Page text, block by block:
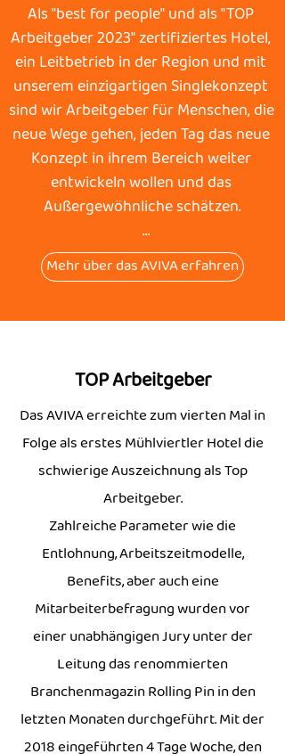
Als "best for people" und als "TOP
Arbeitgeber 2023" zertifiziertes Hotel,
ein Leitbetrieb in der Region und mit
unserem einzigartigen Singlekonzept
sind wir Arbeitgeber für Menschen, die
neue Wege gehen, jeden Tag das neue
Konzept in ihrem Bereich weiter
entwickeln wollen und das
Außergewöhnliche schätzen.
Unternehmen und bieten unseren
Arbeitsplatz. Bei uns findest Du
Möglichkeit, in einer 4-Tage-Woche zu
arbeiten. So kannst Du Beruf und
Familie bzw. Privatleben bestmöglich
vereinbaren.
Wir legen großen Wert darauf, dass
unsere Mitarbeiter eine sinnstiftende
Tätigkeit ausüben können. Als
Gastgeber ermöglichen wir anderen
Menschen eine schöne Urlaubszeit
und tragen dazu bei, dass sie
unvergessliche Erinnerungen mit nach
Hause nehmen.
Mehr über das AVIVA erfahren
TOP Arbeitgeber
Das AVIVA erreichte zum vierten Mal in
Folge als erstes Mühlviertler Hotel die
schwierige Auszeichnung als Top
Arbeitgeber.
Zahlreiche Parameter wie die
Entlohnung, Arbeitszeitmodelle,
Benefits, aber auch eine
Mitarbeiterbefragung wurden vor
einer unabhängigen Jury unter der
Leitung das renommierten
Branchenmagazin Rolling Pin in den
letzten Monaten durchgeführt. Mit der
2018 eingeführten 4 Tage Woche, den